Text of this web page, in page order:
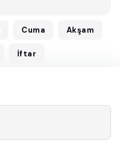
Cuma Akşam
İftar